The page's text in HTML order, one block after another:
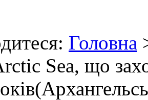
Головна
Sea, що